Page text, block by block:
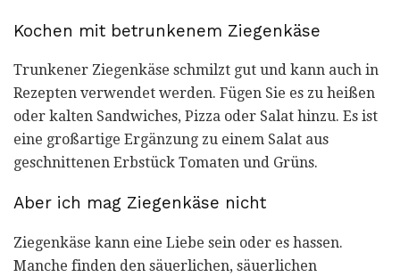
Kochen mit betrunkenem Ziegenkäse
Trunkener Ziegenkäse schmilzt gut und kann auch in
Rezepten verwendet werden. Fügen Sie es zu heißen
oder kalten Sandwiches, Pizza oder Salat hinzu. Es ist
eine großartige Ergänzung zu einem Salat aus
geschnittenen Erbstück Tomaten und Grüns.
Aber ich mag Ziegenkäse nicht
Ziegenkäse kann eine Liebe sein oder es hassen.
Manche finden den säuerlichen, säuerlichen